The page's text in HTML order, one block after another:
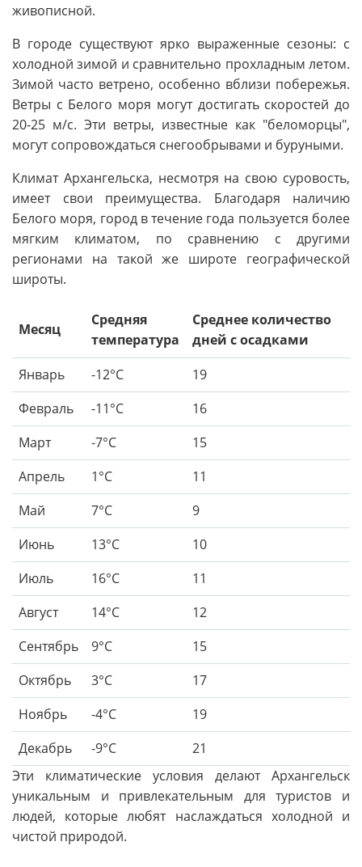
живописной.
В городе существуют ярко выраженные сезоны: с
холодной зимой и сравнительно прохладным летом.
Зимой часто ветрено, особенно вблизи побережья.
Ветры с Белого моря могут достигать скоростей до
20-25 м/с. Эти ветры, известные как "беломорцы",
могут сопровождаться снегообрывами и буруными.
Климат Архангельска, несмотря на свою суровость,
имеет свои преимущества. Благодаря наличию
Белого моря, город в течение года пользуется более
мягким климатом, по сравнению с другими
регионами на такой же широте географической
широты.
Месяц
Средняя
температура
Среднее количество
дней с осадками
Январь
-12°C
19
Февраль
-11°C
16
Март
-7°C
15
Апрель
1°C
11
Май
7°C
9
Июнь
13°C
10
Июль
16°C
11
Август
14°C
12
Сентябрь
9°C
15
Октябрь
3°C
17
Ноябрь
-4°C
19
Декабрь
-9°C
21
Эти климатические условия делают Архангельск
уникальным и привлекательным для туристов и
людей, которые любят наслаждаться холодной и
чистой природой.